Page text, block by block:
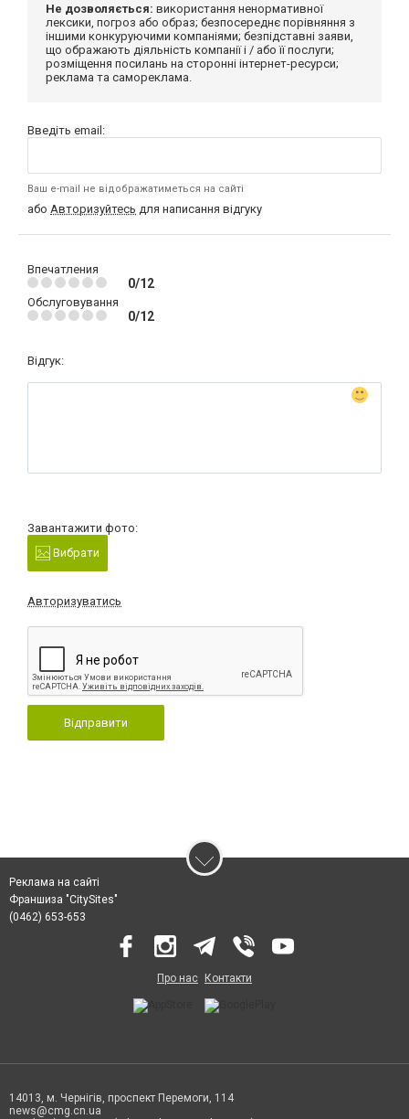
Не дозволяється: використання ненормативної
лексики, погроз або образ; безпосереднє порівняння з
іншими конкуруючими компаніями; безпідставні заяви,
що ображають діяльність компанії і / або її послуги;
розміщення посилань на сторонні інтернет-ресурси;
реклама та самореклама.
Введіть email:
Ваш e-mail не відображатиметься на сайті
або Авторизуйтесь для написання відгуку
Впечатления
0/12
Обслуговування
0/12
Відгук:
Завантажити фото:
Вибрати
Авторизуватись
Відправити
Реклама на сайті
Франшиза "CitySites"
(0462) 653-653
Про нас Контакти
14013, м. Чернігів, проспект Перемоги, 114
news@cmg.cn.ua